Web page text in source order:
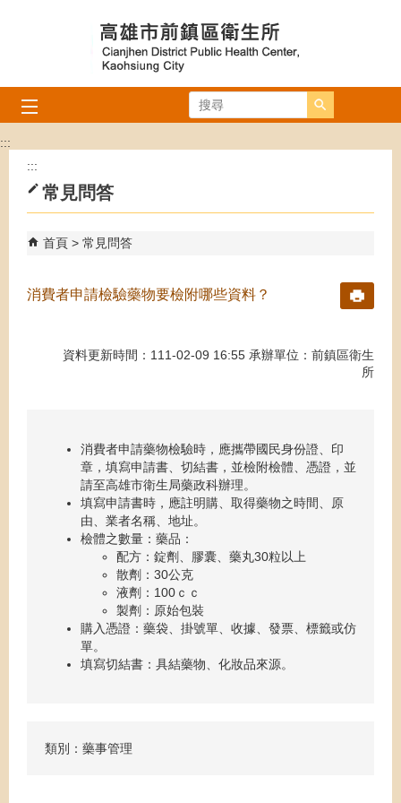
搜尋
:::
:::
常見問答
首頁 常見問答
消費者申請檢驗藥物要檢附哪些資料？
資料更新時間：111-02-09 16:55 承辦單位：前鎮區衛生
所
消費者申請藥物檢驗時，應攜帶國民身份證、印
章，填寫申請書、切結書，並檢附檢體、憑證，並
請至高雄市衛生局藥政科辦理。
填寫申請書時，應註明購、取得藥物之時間、原
由、業者名稱、地址。
檢體之數量：藥品：
配方：錠劑、膠囊、藥丸30粒以上
散劑：30公克
液劑：100ｃｃ
製劑：原始包裝
購入憑證：藥袋、掛號單、收據、發票、標籤或仿
單。
填寫切結書：具結藥物、化妝品來源。
類別：藥事管理